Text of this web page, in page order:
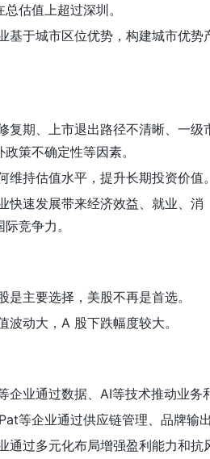
估值上超过深圳。
基于城市区位优势，构建城市优势
复期、上市退出路径不清晰、一级
策不确定性等因素。
维持估值水平，提升长期投资价值。
快速发展带来经济效益、就业、消
竞争力。
是主要选择，美股不再是首选。
波动大，A 股下跌幅度较大。
企业通过数据、AI等技术推动业务
等企业通过供应链管理、品牌输
通过多元化布局增强盈利能力和抗